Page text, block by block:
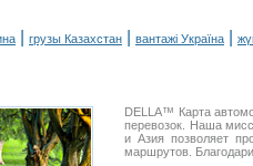
грузы Казахстан вантажі Україна
DELLA™ Карта
перевозок. Наша
и Азия позволяет
маршрутов.